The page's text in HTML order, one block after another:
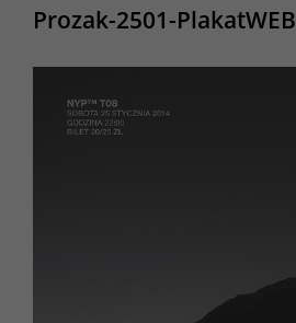
Prozak-2501-PlakatWEB